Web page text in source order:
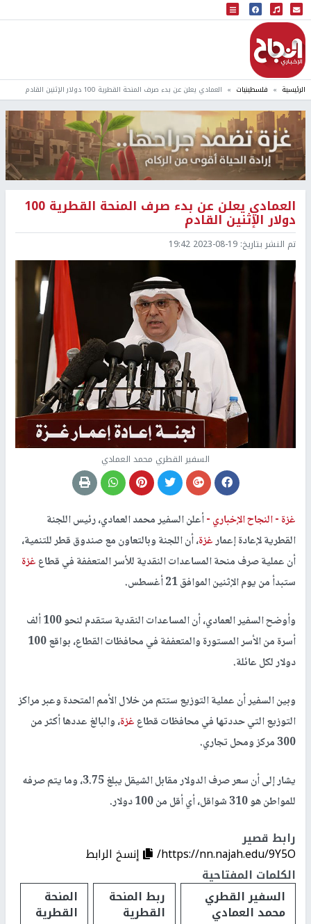
البث المباشر
إذاعة النجاح
الرئيسية فلسطينيات العمادي يعلن عن بدء صرف المنحة القطرية 100 دولار الإثنين القادم
العمادي يعلن عن بدء صرف المنحة القطرية 100
دولار الإثنين القادم
تم النشر بتاريخ: 2023-08-19 19:42
السفير القطري محمد العمادي
غزة -النجاح الإخباري -أعلن السفير محمد العمادي، رئيس اللجنة
القطرية لإعادة إعمارغزة، أن اللجنة وبالتعاون مع صندوق قطر للتنمية،
أن عملية صرف منحة المساعدات النقدية للأسر المتعففة في قطاعغزة
ستبدأ من يوم الإثنين الموافق 21 أغسطس.
وأوضح السفير العمادي، أن المساعدات النقدية ستقدم لنحو 100 ألف
أسرة من الأسر المستورة والمتعففة في محافظات القطاع، بواقع 100
دولار لكل عائلة.
وبين السفير أن عملية التوزيع ستتم من خلال الأمم المتحدة وعبر مراكز
التوزيع التي حددتها في محافظات قطاعغزة، والبالغ عددها أكثر من
300 مركز ومحل تجاري.
يشار إلى أن سعر صرف الدولار مقابل الشيقل يبلغ 3.75، وما يتم صرفه
للمواطن هو 310 شواقل، أي أقل من 100 دولار.
رابط قصير
https://nn.najah.edu/9Y5O/
إنسخ الرابط
الكلمات المفتاحية
السفير القطري
محمد العمادي
ربط المنحة
القطرية
المنحة
القطرية